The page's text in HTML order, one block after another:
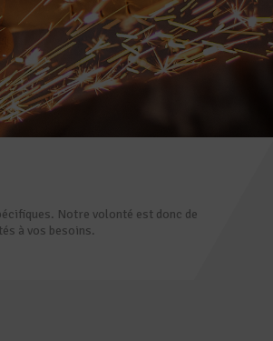
Notre volonté est donc de
à vos besoins.